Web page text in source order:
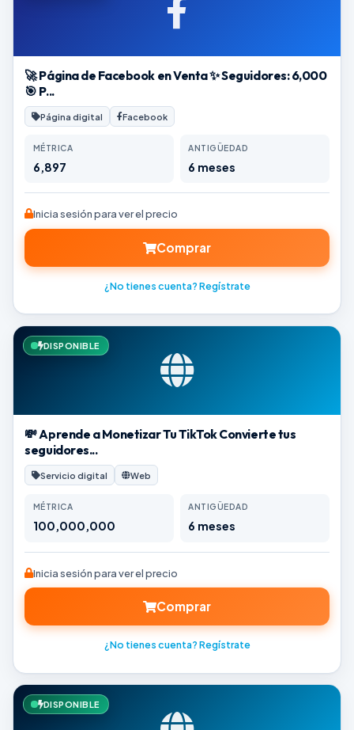
🚀 Página de Facebook en Venta ✨ Seguidores: 6,000
🎯 P...
Página digital Facebook
MÉTRICA
6,897
ANTIGÜEDAD
6 meses
Inicia sesión para ver el precio
Comprar
¿No tienes cuenta? Regístrate
DISPONIBLE
💸 Aprende a Monetizar Tu TikTok Convierte tus
seguidores...
Servicio digital Web
MÉTRICA
100,000,000
ANTIGÜEDAD
6 meses
Inicia sesión para ver el precio
Comprar
¿No tienes cuenta? Regístrate
DISPONIBLE